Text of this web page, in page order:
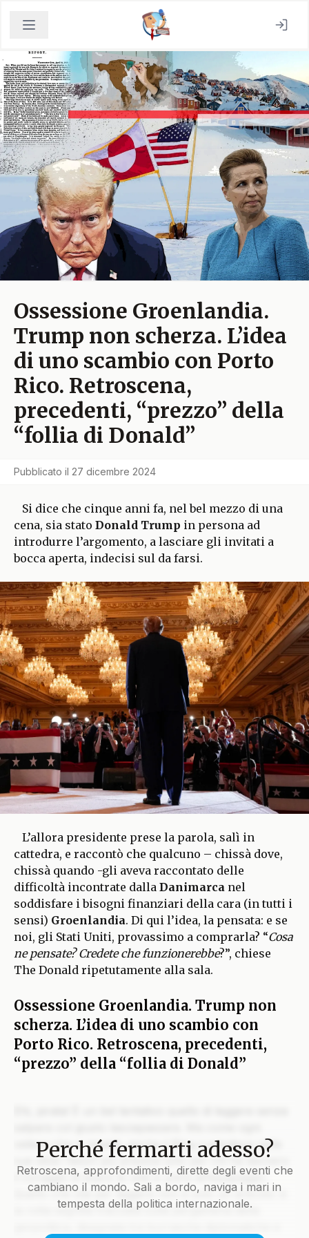
Ossessione Groenlandia.
Trump non scherza. L’idea
di uno scambio con Porto
Rico. Retroscena,
precedenti, “prezzo” della
“follia di Donald”
Pubblicato il 27 dicembre 2024
Si dice che cinque anni fa, nel bel mezzo di una
cena, sia stato Donald Trump in persona ad
introdurre l’argomento, a lasciare gli invitati a
bocca aperta, indecisi sul da farsi.
L’allora presidente prese la parola, salì in
cattedra, e raccontò che qualcuno – chissà dove,
chissà quando -gli aveva raccontato delle
difficoltà incontrate dalla Danimarca nel
soddisfare i bisogni finanziari della cara (in tutti i
sensi) Groenlandia. Di qui l’idea, la pensata: e se
noi, gli Stati Uniti, provassimo a comprarla? “Cosa
ne pensate? Credete che funzionerebbe?”, chiese
The Donald ripetutamente alla sala.
Ossessione Groenlandia. Trump non
scherza. L’idea di uno scambio con
Porto Rico. Retroscena, precedenti,
“prezzo” della “follia di Donald”
veliero che si rispetti, anche il Blog custodisce nelle
sue stive i tesori più preziosi solo per chi ha davvero
il coraggio di issare le vele e unirsi all’equipaggio.
Quello che stai per leggere non è solo un articolo: è
la rotta segreta tracciata sulla pergamena della
Perché fermarti adesso?
Retroscena, approfondimenti, dirette degli eventi che
cambiano il mondo. Sali a bordo, naviga i mari in
tempesta della politica internazionale.